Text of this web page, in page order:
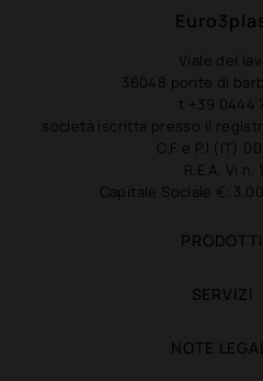
Viale del
36048 ponte di
t +39 0444
società iscritta presso il
C.F e P.I (IT)
R.E.A. Vi n.
Capitale Sociale €:
PRODOTTI
SERVIZI
NOTE